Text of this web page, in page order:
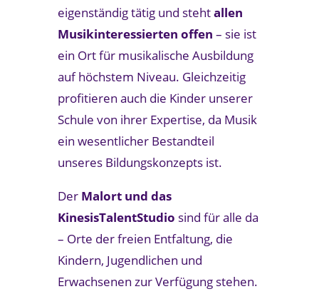
eigenständig tätig und stehtallen
Musikinteressierten offen – sie ist
ein Ort für musikalische Ausbildung
auf höchstem Niveau. Gleichzeitig
profitieren auch die Kinder unserer
Schule von ihrer Expertise, da Musik
ein wesentlicher Bestandteil
unseres Bildungskonzepts ist.
Der Malort und das
KinesisTalentStudio sind für alle da
– Orte der freien Entfaltung, die
Kindern, Jugendlichen und
Erwachsenen zur Verfügung stehen.